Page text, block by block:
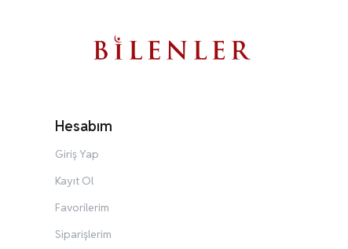
Hesabım
Giriş Yap
Kayıt Ol
Favorilerim
Siparişlerim